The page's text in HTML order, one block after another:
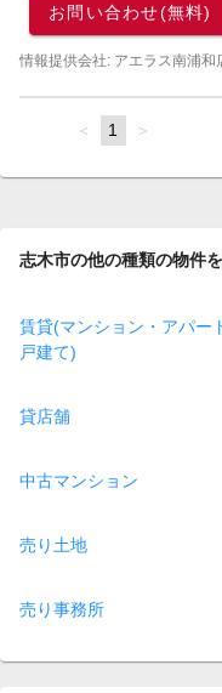
お問い合わせ(無料)
情報提供会社: アエラス南浦
page
You're
page
1 page
志木市の他の種類の物件
賃貸(マンション・アパー
戸建て)
貸店舗
中古マンション
売り土地
売り事務所